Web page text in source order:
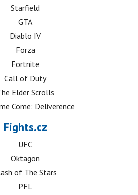
Starfield
GTA
Diablo IV
Forza
Fortnite
Call of Duty
Elder Scrolls
Come: Deliverence
Fights.cz
UFC
Oktagon
of The Stars
PFL